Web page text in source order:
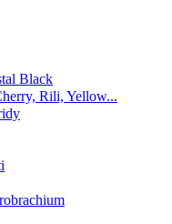
Black
Rili, Yellow...